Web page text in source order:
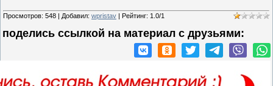
Просмотров: 548 | Добавил: wpristav | Рейтинг: 1.0/1
поделись ссылкой на материал c друзьями: